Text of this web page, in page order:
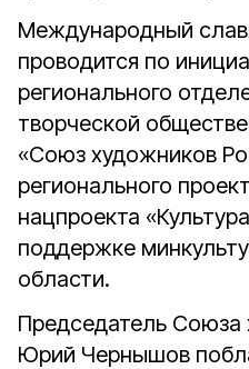
Международный
проводится по
регионального
творческой
«Союз художников
регионального
нацпроекта
поддержке
области.
Председатель Союза
Юрий Чернышов